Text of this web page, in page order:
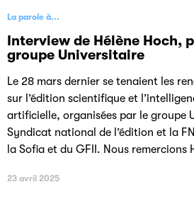
La parole à...
Interview de Hélène Hoch,
groupe Universitaire
Le 28 mars dernier se tenaient les
sur l’édition scientifique et
artificielle, organisées par le groupe
Syndicat national de l’édition et la
la Sofia et du GFII. Nous remercions
23 avril 2025